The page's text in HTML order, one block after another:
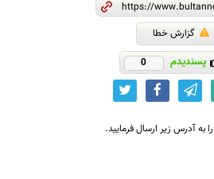
گزارش خطا
پسندیدم 0
به آدرس زیر ارسال فرمایید.